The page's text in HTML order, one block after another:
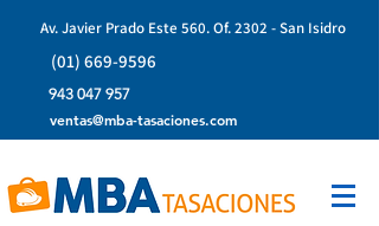
Av. Javier Prado Este 560. Of. 2302 - San Isidro
(01) 669-9596
943 047 957
ventas@mba-tasaciones.com